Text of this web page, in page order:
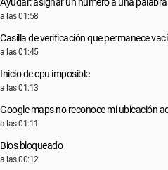
a las 01:58
Casilla de verificación que permanece
a las 01:45
Inicio de cpu imposible
a las 01:13
Google maps no reconoce mi ubicación
a las 01:11
Bios bloqueado
a las 00:12